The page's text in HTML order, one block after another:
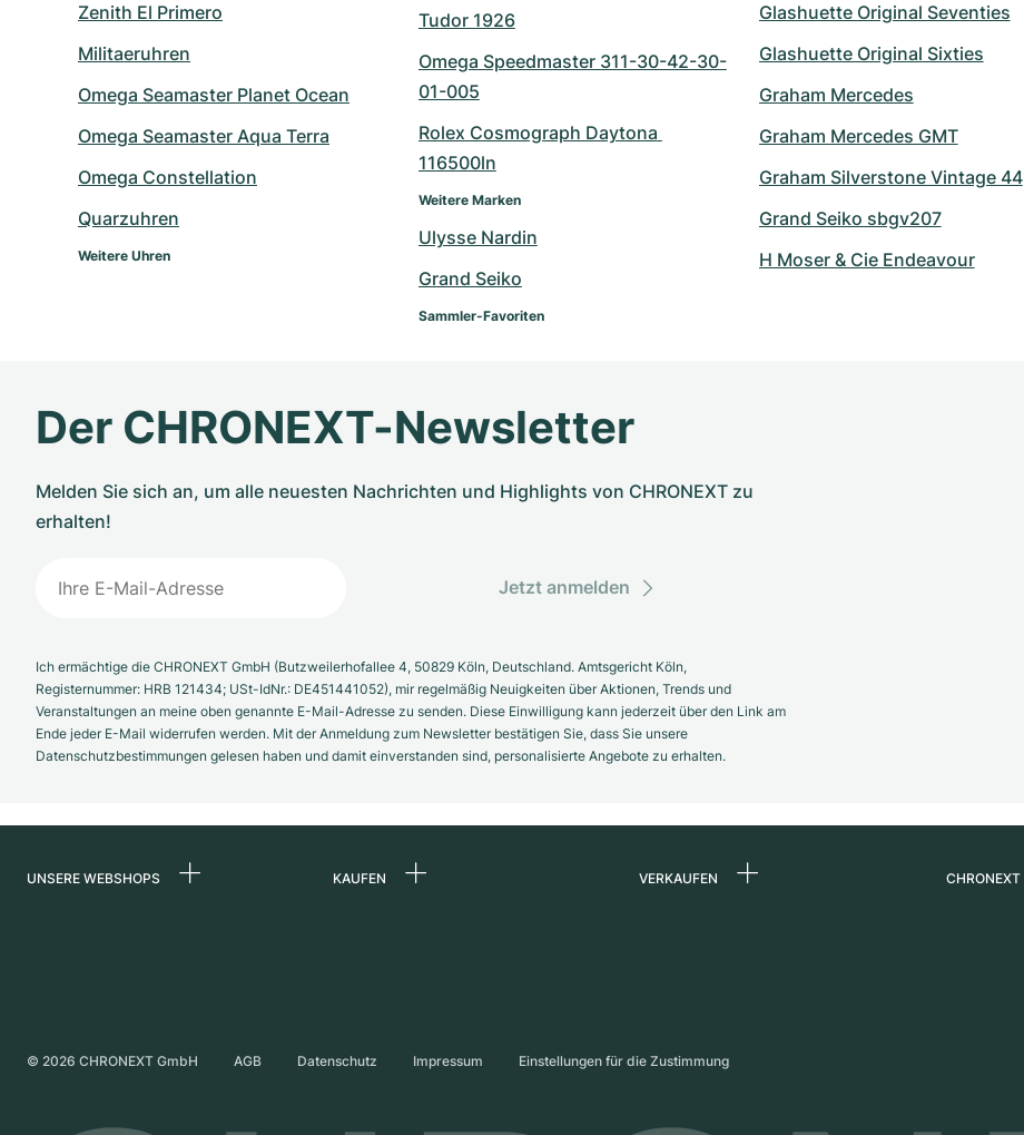
Zenith El Primero
Militaeruhren
Omega Seamaster Planet Ocean
Omega Seamaster Aqua Terra
Omega Constellation
Quarzuhren
Weitere Uhren
Tudor 1926
Omega Speedmaster 311-30-42-30-
01-005
Rolex Cosmograph Daytona
116500ln
Weitere Marken
Ulysse Nardin
Grand Seiko
Sammler-Favoriten
Glashuette Original Seventies
Glashuette Original Sixties
Graham Mercedes
Graham Mercedes GMT
Graham Silverstone Vintage 44
Grand Seiko sbgv207
H Moser & Cie Endeavour
Der CHRONEXT-Newsletter
Melden Sie sich an, um alle neuesten Nachrichten und Highlights von CHRONEXT zu
erhalten!
Jetzt anmelden
Ich ermächtige die CHRONEXT GmbH (Butzweilerhofallee 4, 50829 Köln, Deutschland. Amtsgericht Köln,
Registernummer: HRB 121434; USt-IdNr.: DE451441052), mir regelmäßig Neuigkeiten über Aktionen, Trends und
Veranstaltungen an meine oben genannte E-Mail-Adresse zu senden. Diese Einwilligung kann jederzeit über den Link am
Ende jeder E-Mail widerrufen werden. Mit der Anmeldung zum Newsletter bestätigen Sie, dass Sie unsere
Datenschutzbestimmungen gelesen haben und damit einverstanden sind, personalisierte Angebote zu erhalten.
UNSERE WEBSHOPS KAUFEN VERKAUFEN CHRONEXT
© 2026 CHRONEXT GmbH AGB Datenschutz Impressum Einstellungen für die Zustimmung